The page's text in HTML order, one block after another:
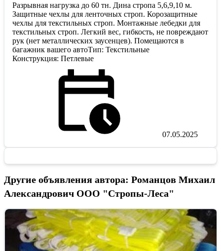
Разрывная нагрузка до 60 тн. Дина стропа 5,6,9,10 м.
Защитные чехлы для ленточных строп. Корозащитные
чехлы для текстильных строп. Монтажные лебедки для
текстильных строп. Легкий вес, гибкость, не повреждают
рук (нет металлических заусенцев). Помещаются в
багажник вашего автоТип: Текстильные
Конструкция: Петлевые
07.05.2025
Другие объявления автора: Романцов Михаил
Александрович ООО "Стропы-Леса"